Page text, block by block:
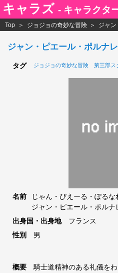
キャラズ - キャラクタ
Top ジョジョの奇妙な冒険 ジャ
ジャン・ピエール・ポルナ
タグ ジョジョの奇妙な冒険 第三部ス
名前
じゃん・ぴえーる・ぽるな
ジャン・ピエール・ポルナ
出身国・出身地
フランス
性別
男
概要
騎士道精神のある礼儀を